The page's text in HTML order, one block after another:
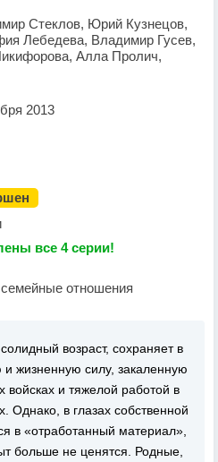
Стеклов, Юрий Кузнецов,
Лебедева, Владимир Гусев,
Алла Пролич,
2013
все 4 серии!
отношения
возраст, сохраняет в
жизненную силу, закаленную
войсках и тяжелой работой в
Однако, в глазах собственной
в «отработанный материал»,
больше не ценятся. Родные,